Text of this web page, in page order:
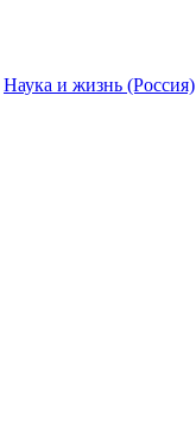
Наука и жизнь (Россия)